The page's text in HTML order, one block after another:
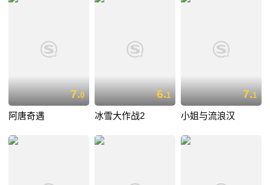
7.0
阿唐奇遇
6.1
冰雪大作战2
7.1
小姐与流浪汉